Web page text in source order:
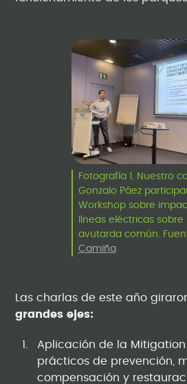
Fotografía 1. Nuestro
Gonzalo Páez
Workshop sobre
líneas eléctricas sobre
avutarda común.
Camiña
Las charlas de este año
grandes ejes:
Aplicación de la
prácticos de prevención,
compensación y